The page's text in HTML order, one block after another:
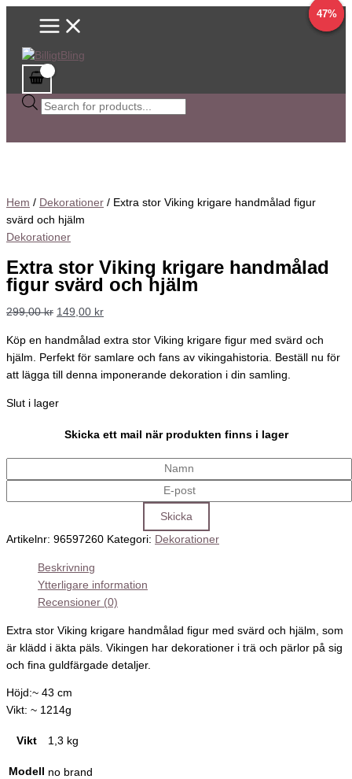
HoppaMain
Sök
efter
Hem / Dekorationer / Extra stor Viking krigare handmålad figur
svärd och hjälm
Dekorationer
Extra stor Viking krigare handmålad
figur svärd och hjälm
299,00kr
Det
ursprungliga
var:
149,00 kr
Det
Köp en handmålad extra stor Viking krigare figur med svärd och
hjälm. Perfekt för samlare och fans av vikingahistoria. Beställ nu för
att lägga till denna imponerande dekoration i din samling.
Slut i lager
Skicka ett mail när produkten finns i lager
Artikelnr: 96597260 Kategori: Dekorationer
Beskrivning
Ytterligare information
Recensioner (0)
Extra stor Viking krigare handmålad figur med svärd och hjälm, som
är klädd i äkta päls. Vikingen har dekorationer i trä och pärlor på sig
och fina guldfärgade detaljer.
Höjd:~ 43 cm
Vikt: ~ 1214g
Vikt 1,3 kg
Modell no brand
58%
Det
Det
29%
Det
Det
47%
Det
Det